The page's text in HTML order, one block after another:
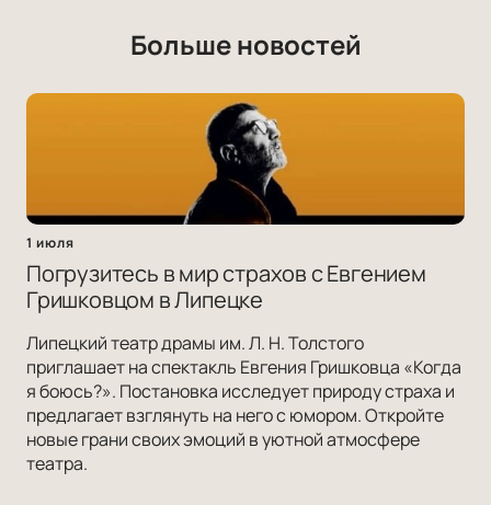
Больше новостей
1 июля
Погрузитесь в мир страхов с Евгением
Гришковцом в Липецке
Липецкий театр драмы им. Л. Н. Толстого
приглашает на спектакль Евгения Гришковца «Когда
я боюсь?». Постановка исследует природу страха и
предлагает взглянуть на него с юмором. Откройте
новые грани своих эмоций в уютной атмосфере
театра.